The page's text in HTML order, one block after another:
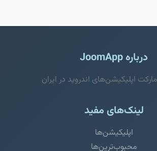
درباره JoomApp
اپلیکیشن‌های اندروید در ایران
لینک‌های مفید
اپلیکیشن‌ها
محبوب‌ترین‌ها